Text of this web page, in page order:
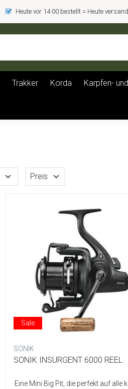
Heute vor 14:00 bestellt = Heute
Trakker Korda Karpfen-
Preis
Sale
SONIK
SONIK INSURGENT 6000 REEL
Eine Mini Big Pit, die perfekt auf alle